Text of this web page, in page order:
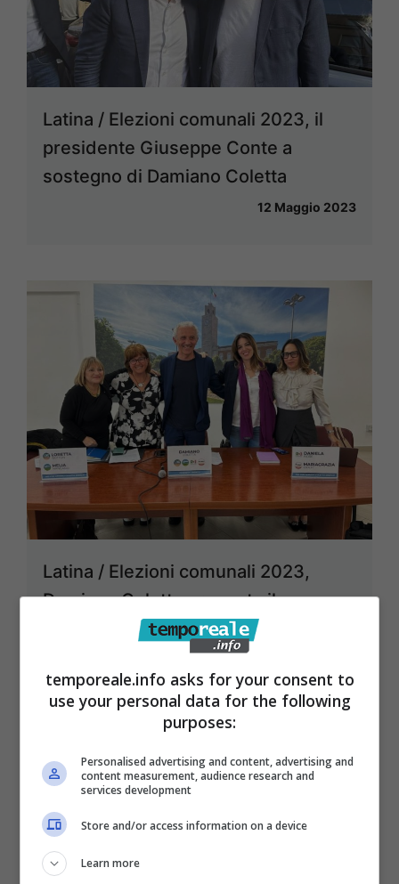
Latina / Elezioni comunali 2023, il
presidente Giuseppe Conte a
sostegno di Damiano Coletta
12 Maggio 2023
Latina / Elezioni comunali 2023,
Damiano Coletta presenta il
programma elettorale e la coalizione
17 Aprile 2023
temporeale.info asks for your consent to
use your personal data for the following
purposes:
Personalised advertising and content, advertising and
content measurement, audience research and
services development
Store and/or access information on a device
Learn more